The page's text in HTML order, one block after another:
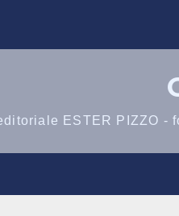
ESTER PIZZO -